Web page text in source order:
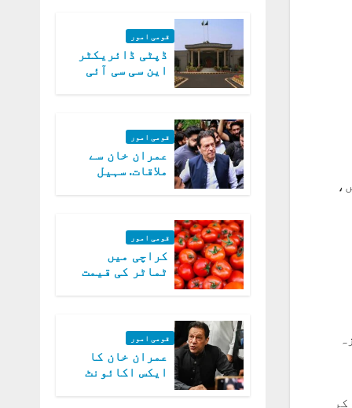
قومی امور
ڈپٹی ڈائریکٹر
این سی سی آئی
قومی امور
عمران خان سے
ملاقات. سہیل
قومی امور
کراچی میں
ٹماٹر کی قیمت
قومی امور
عمران خان کا
ایکس اکائونٹ